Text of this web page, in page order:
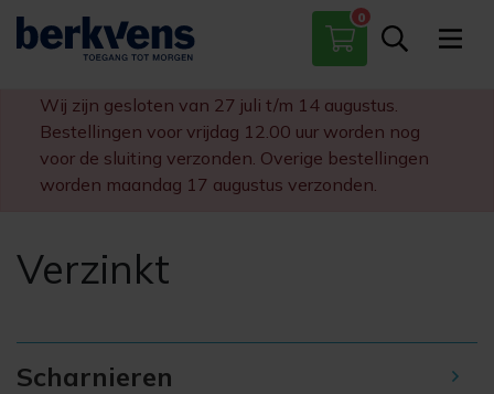
0
Paumelles
Scharnieren
Sloten
Diversen
Wij zijn gesloten van 27 juli t/m 14 augustus.
Bestellingen voor vrijdag 12.00 uur worden nog
voor de sluiting verzonden. Overige bestellingen
worden maandag 17 augustus verzonden.
Verzinkt
Scharnieren